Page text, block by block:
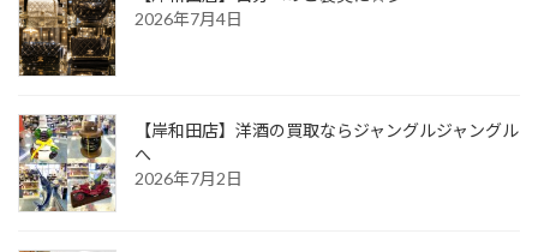
2026年7月4日
【岸和田店】洋酒の買取ならジャングルジャングル
へ
2026年7月2日